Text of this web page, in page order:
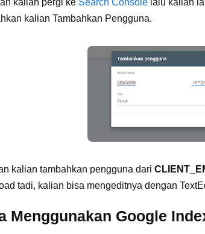
kalian pergi ke Search Console lalu kalian
kalian Tambahkan Pengguna.
kalian tambahkan pengguna dari
tadi, kalian bisa mengeditnya dengan
Menggunakan Google